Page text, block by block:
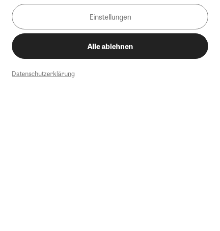
Einstellungen
Alle ablehnen
Datenschutzerklärung